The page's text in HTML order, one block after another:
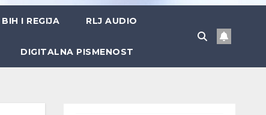
BIH I REGIJA RLJ AUDIO
DIGITALNA PISMENOST